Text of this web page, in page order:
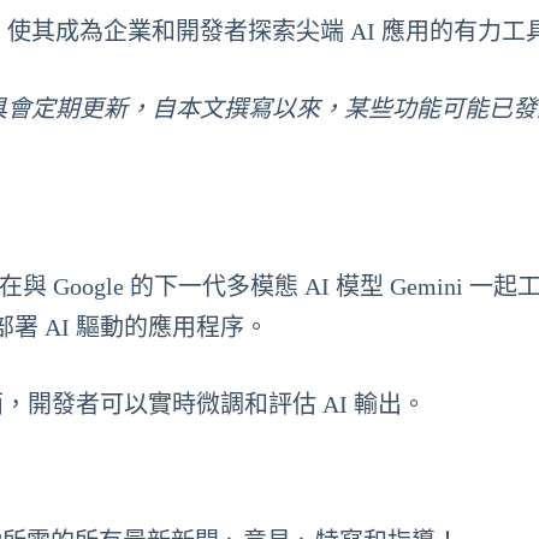
其成為企業和開發者探索尖端 AI 應用的有力工
定期更新，自本文撰寫以來，某些功能可能已
與 Google 的下一代多模態 AI 模型 Gemini 一起
AI 驅動的應用程序。
開發者可以實時微調和評估 AI 輸出。